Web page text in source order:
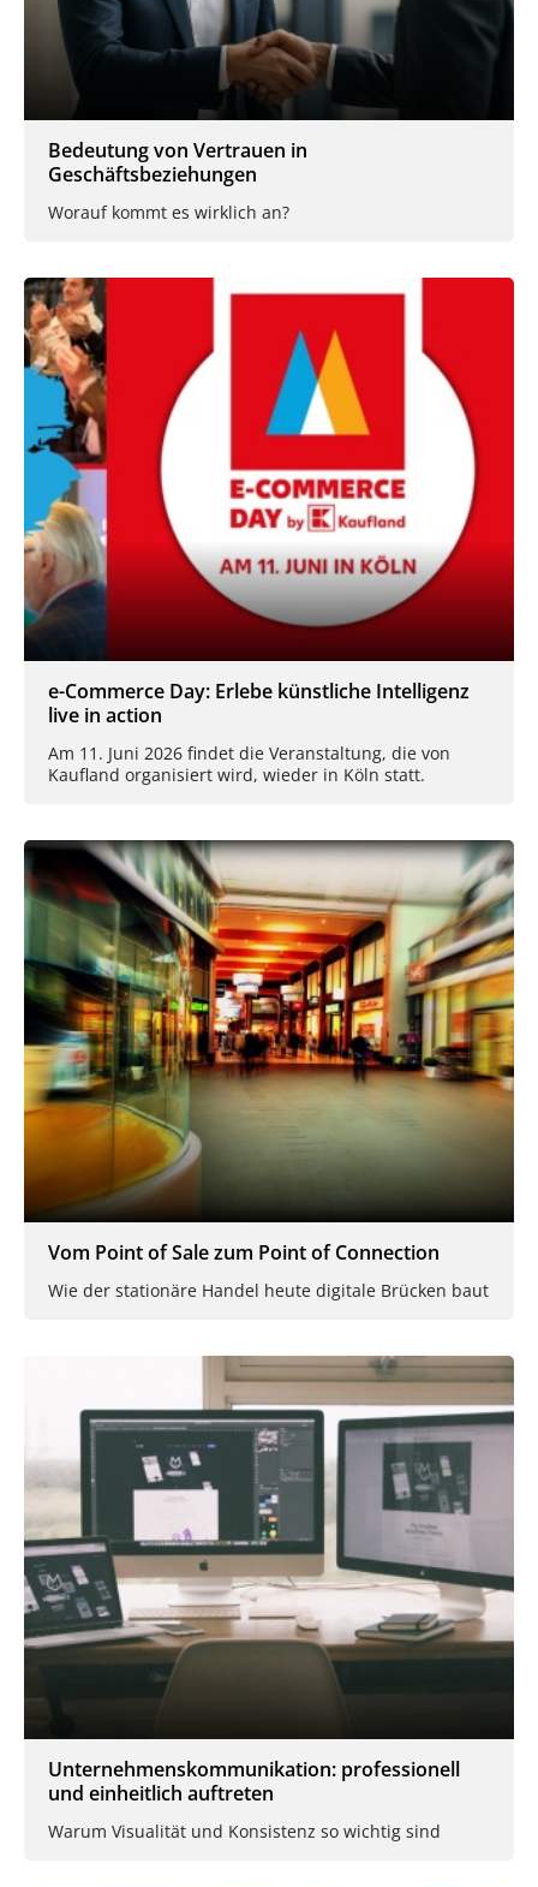
Bedeutung von Vertrauen in
Geschäftsbeziehungen
Worauf kommt es wirklich an?
e-Commerce Day: Erlebe künstliche Intelligenz
live in action
Am 11. Juni 2026 findet die Veranstaltung, die von
Kaufland organisiert wird, wieder in Köln statt.
Vom Point of Sale zum Point of Connection
Wie der stationäre Handel heute digitale Brücken baut
Unternehmenskommunikation: professionell
und einheitlich auftreten
Warum Visualität und Konsistenz so wichtig sind